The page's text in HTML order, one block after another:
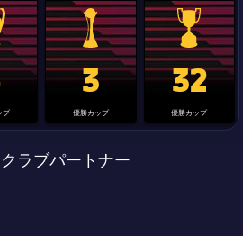
League trophy
プ
label.aria.clubworldcup
3
優勝カップ
国王杯
32
優勝カップ
ラブパートナー